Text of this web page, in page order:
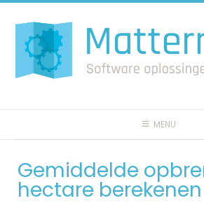
naar
inhoud
MENU
Gemiddelde
hectare berekenen